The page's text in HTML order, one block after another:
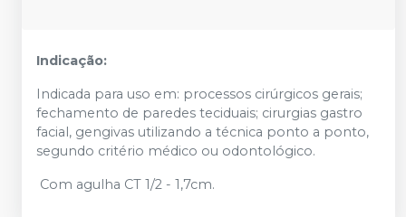
Indicação:
Indicada para uso em: processos cirúrgicos gerais;
fechamento de paredes teciduais; cirurgias gastro
facial, gengivas utilizando a técnica ponto a ponto,
segundo critério médico ou odontológico.
Com agulha CT 1/2 - 1,7cm.